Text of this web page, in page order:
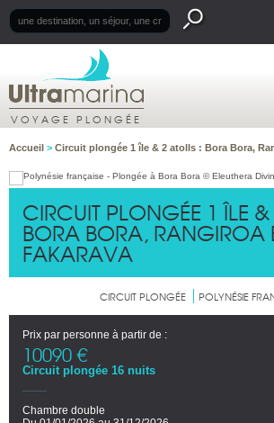
VOYAGE PLONGÉE
Accueil > Circuit plongée 1 île & 2 atolls : Bora Bora,
CIRCUIT PLONGÉE 1 ÎLE
BORA BORA, RANGIROA
FAKARAVA
CIRCUIT PLONGÉE POLYNÉSIE
Prix par personne à partir de :
10090 €
Circuit plongée 16 nuits
Chambre double